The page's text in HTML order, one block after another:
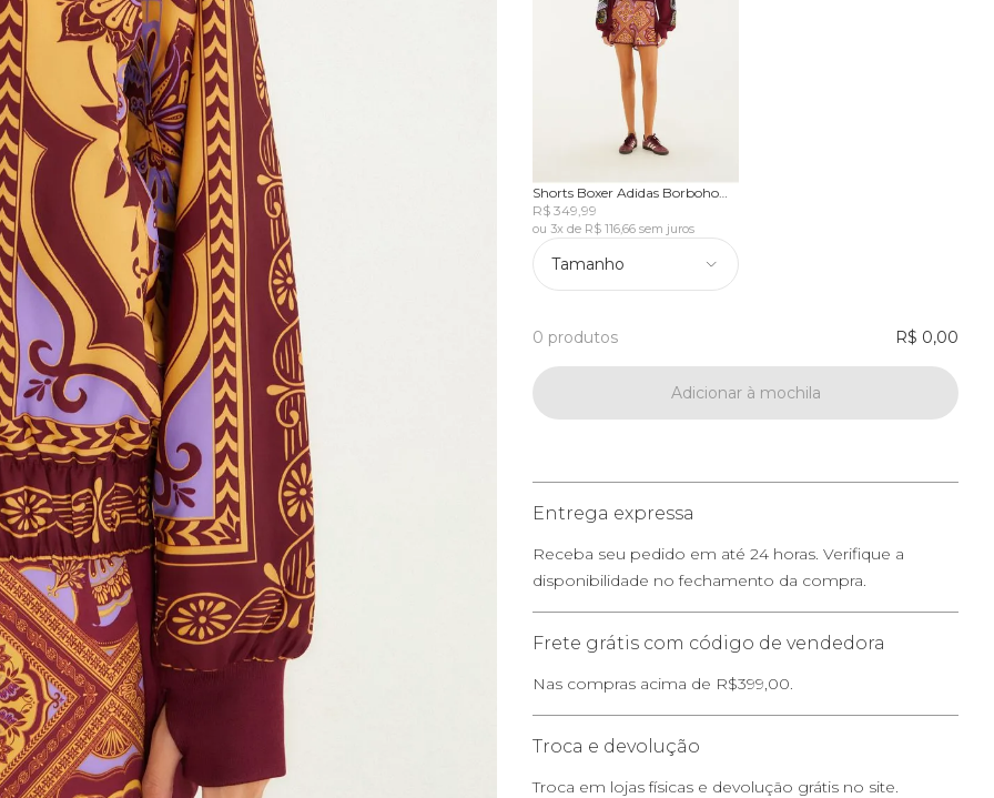
Shorts Boxer Adidas Borboho
Scarves
R$ 349,99
ou 3x de R$ 116,66 sem juros
Tamanho
0 produtos R$ 0,00
Adicionar à mochila
Entrega expressa
Receba seu pedido em até 24 horas. Verifique a
disponibilidade no fechamento da compra.
Frete grátis com código de vendedora
Nas compras acima de R$399,00.
Troca e devolução
Troca em lojas físicas e devolução grátis no site.